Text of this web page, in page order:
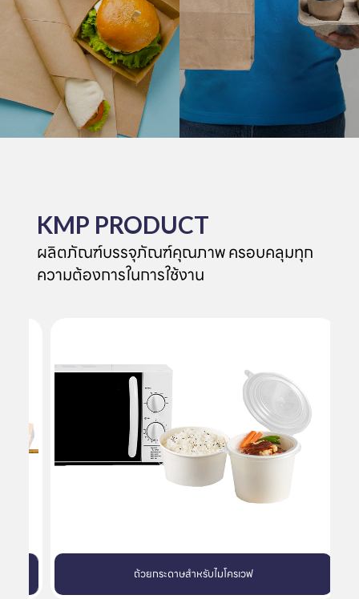
KMP PRODUCT
ผลิตภัณฑ์บรรจุภัณฑ์คุณภาพ ครอบคลุมทุก
ความต้องการในการใช้งาน
ถ้วยกระดาษสำหรับไมโครเวฟ